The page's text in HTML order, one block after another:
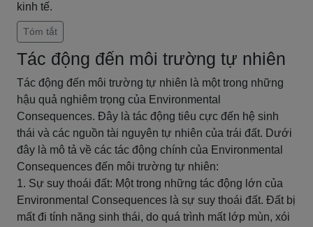
kinh tế.
Tóm tắt
Tác động đến môi trường tự nhiên
Tác động đến môi trường tự nhiên là một trong những
hậu quả nghiêm trọng của Environmental
Consequences. Đây là tác động tiêu cực đến hệ sinh
thái và các nguồn tài nguyên tự nhiên của trái đất. Dưới
đây là mô tả về các tác động chính của Environmental
Consequences đến môi trường tự nhiên:
1. Sự suy thoái đất: Một trong những tác động lớn của
Environmental Consequences là sự suy thoái đất. Đất bị
mất đi tính năng sinh thái, do quá trình mất lớp mùn, xói